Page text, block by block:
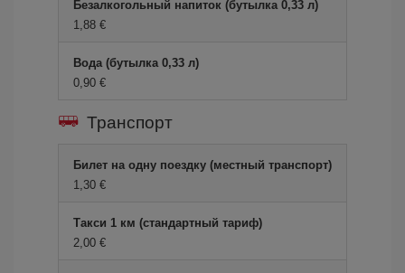
Безалкогольный напиток (бутылка 0,33 л)
1,88 €
Вода (бутылка 0,33 л)
0,90 €
Транспорт
Билет на одну поездку (местный транспорт)
1,30 €
Такси 1 км (стандартный тариф)
2,00 €